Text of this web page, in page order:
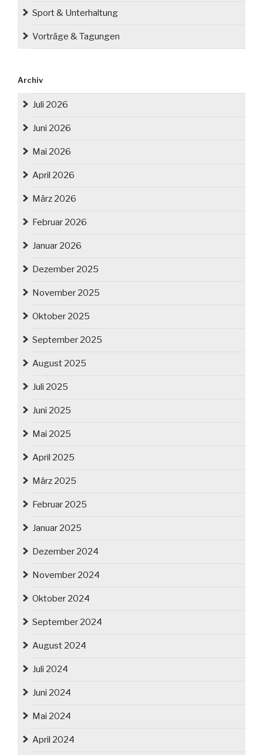
Sport & Unterhaltung
Vorträge & Tagungen
Archiv
Juli 2026
Juni 2026
Mai 2026
April 2026
März 2026
Februar 2026
Januar 2026
Dezember 2025
November 2025
Oktober 2025
September 2025
August 2025
Juli 2025
Juni 2025
Mai 2025
April 2025
März 2025
Februar 2025
Januar 2025
Dezember 2024
November 2024
Oktober 2024
September 2024
August 2024
Juli 2024
Juni 2024
Mai 2024
April 2024